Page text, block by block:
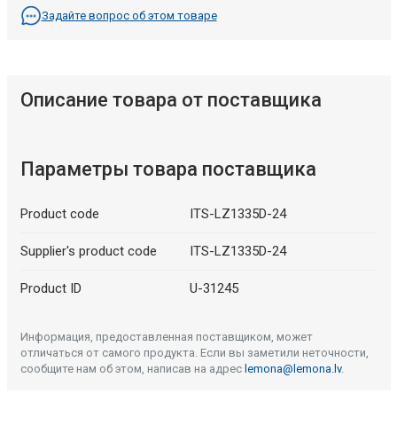
Задайте вопрос об этом товаре
Описание товара от поставщика
Параметры товара поставщика
Product code ITS-LZ1335D-24
Supplier's product code ITS-LZ1335D-24
Product ID U-31245
Информация, предоставленная поставщиком, может
отличаться от самого продукта. Если вы заметили неточности,
сообщите нам об этом, написав на адрес lemona@lemona.lv.